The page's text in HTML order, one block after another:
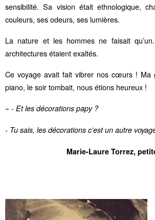
sensibilité. Sa vision était ethnologique,
couleurs, ses odeurs, ses lumières.
La nature et les hommes ne faisait
architectures étaient exaltés.
Ce voyage avait fait vibrer nos cœurs ! Ma
piano, le soir tombait, nous étions heureux !
« - Et les décorations papy ?
- Tu sais, les décorations c’est un autre
Marie-Laure Torrez,